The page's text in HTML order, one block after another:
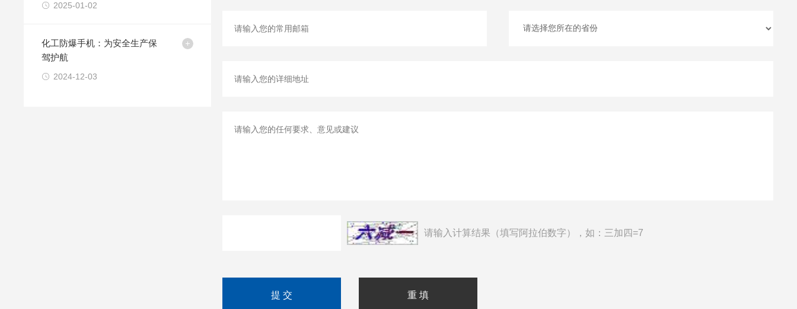
2025-01-02
化工防爆手机：为安全生产保
驾护航
2024-12-03
请输入计算结果（填写阿拉伯数字），如：三加四=7